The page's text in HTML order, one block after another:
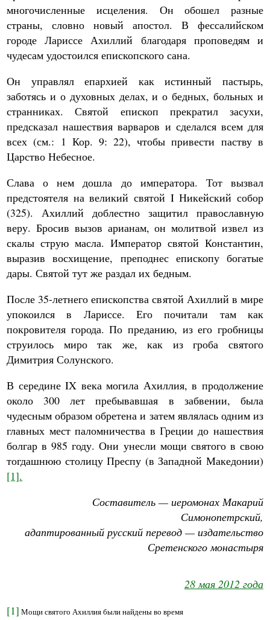
многочисленные исцеления. Он обошел разные
страны, словно новый апостол. В фессалийском
городе Лариссе Ахиллий благодаря проповедям и
чудесам удостоился епископского сана.
Он управлял епархией как истинный пастырь,
заботясь и о духовных делах, и о бедных, больных и
странниках. Святой епископ прекратил засухи,
предсказал нашествия варваров и сделался всем для
всех (см.: 1 Кор. 9: 22), чтобы привести паству в
Царство Небесное.
Слава о нем дошла до императора. Тот вызвал
предстоятеля на великий святой I Никейский собор
(325). Ахиллий доблестно защитил православную
веру. Бросив вызов арианам, он молитвой извел из
скалы струю масла. Император святой Константин,
выразив восхищение, преподнес епископу богатые
дары. Святой тут же раздал их бедным.
После 35-летнего епископства святой Ахиллий в мире
упокоился в Лариссе. Его почитали там как
покровителя города. По преданию, из его гробницы
струилось миро так же, как из гроба святого
Димитрия Солунского.
В середине IX века могила Ахиллия, в продолжение
около 300 лет пребывавшая в забвении, была
чудесным образом обретена и затем являлась одним из
главных мест паломничества в Греции до нашествия
болгар в 985 году. Они унесли мощи святого в свою
тогдашнюю столицу Преспу (в Западной Македонии)
[1].
Составитель — иеромонах Макарий
Симонопетрский,
адаптированный русский перевод — издательство
Сретенского монастыря
28 мая 2012 года
[1] Мощи святого Ахиллия были найдены во время